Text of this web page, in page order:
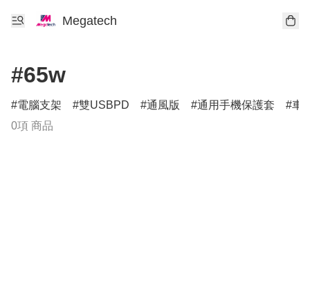
Megatech
#65w
電腦支架 雙USBPD 通風版 通用手機保護套
車
0項 商品